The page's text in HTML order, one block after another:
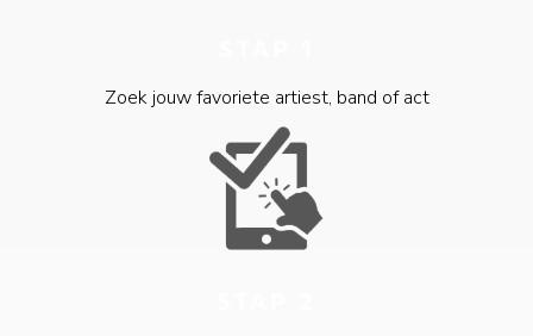
Zoek jouw favoriete artiest, band of act